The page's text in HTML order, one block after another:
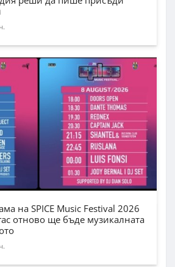
на SPICE Music Festival 2026
отново ще бъде музикалната